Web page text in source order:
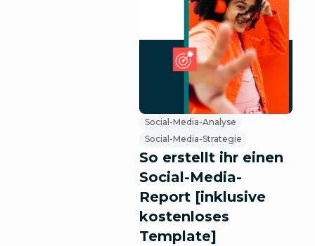
Social-Media-Analyse
Social-Media-Strategie
So erstellt ihr einen
Social-Media-
Report [inklusive
kostenloses
Template]